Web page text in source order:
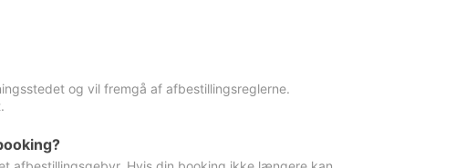
og vil fremgå af afbestillingsreglerne.